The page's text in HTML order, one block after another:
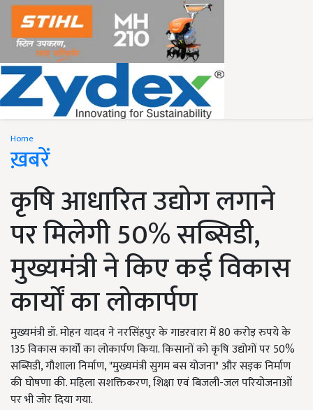
Home
ख़बरें
कृषि आधारित उद्योग लगाने
पर मिलेगी 50% सब्सिडी,
मुख्यमंत्री ने किए कई विकास
कार्यों का लोकार्पण
मुख्यमंत्री डॉ. मोहन यादव ने नरसिंहपुर के गाडरवारा में 80 करोड़ रुपये के
135 विकास कार्यों का लोकार्पण किया. किसानों को कृषि उद्योगों पर 50%
सब्सिडी, गौशाला निर्माण, "मुख्यमंत्री सुगम बस योजना" और सड़क निर्माण
की घोषणा की. महिला सशक्तिकरण, शिक्षा एवं बिजली-जल परियोजनाओं
पर भी जोर दिया गया.